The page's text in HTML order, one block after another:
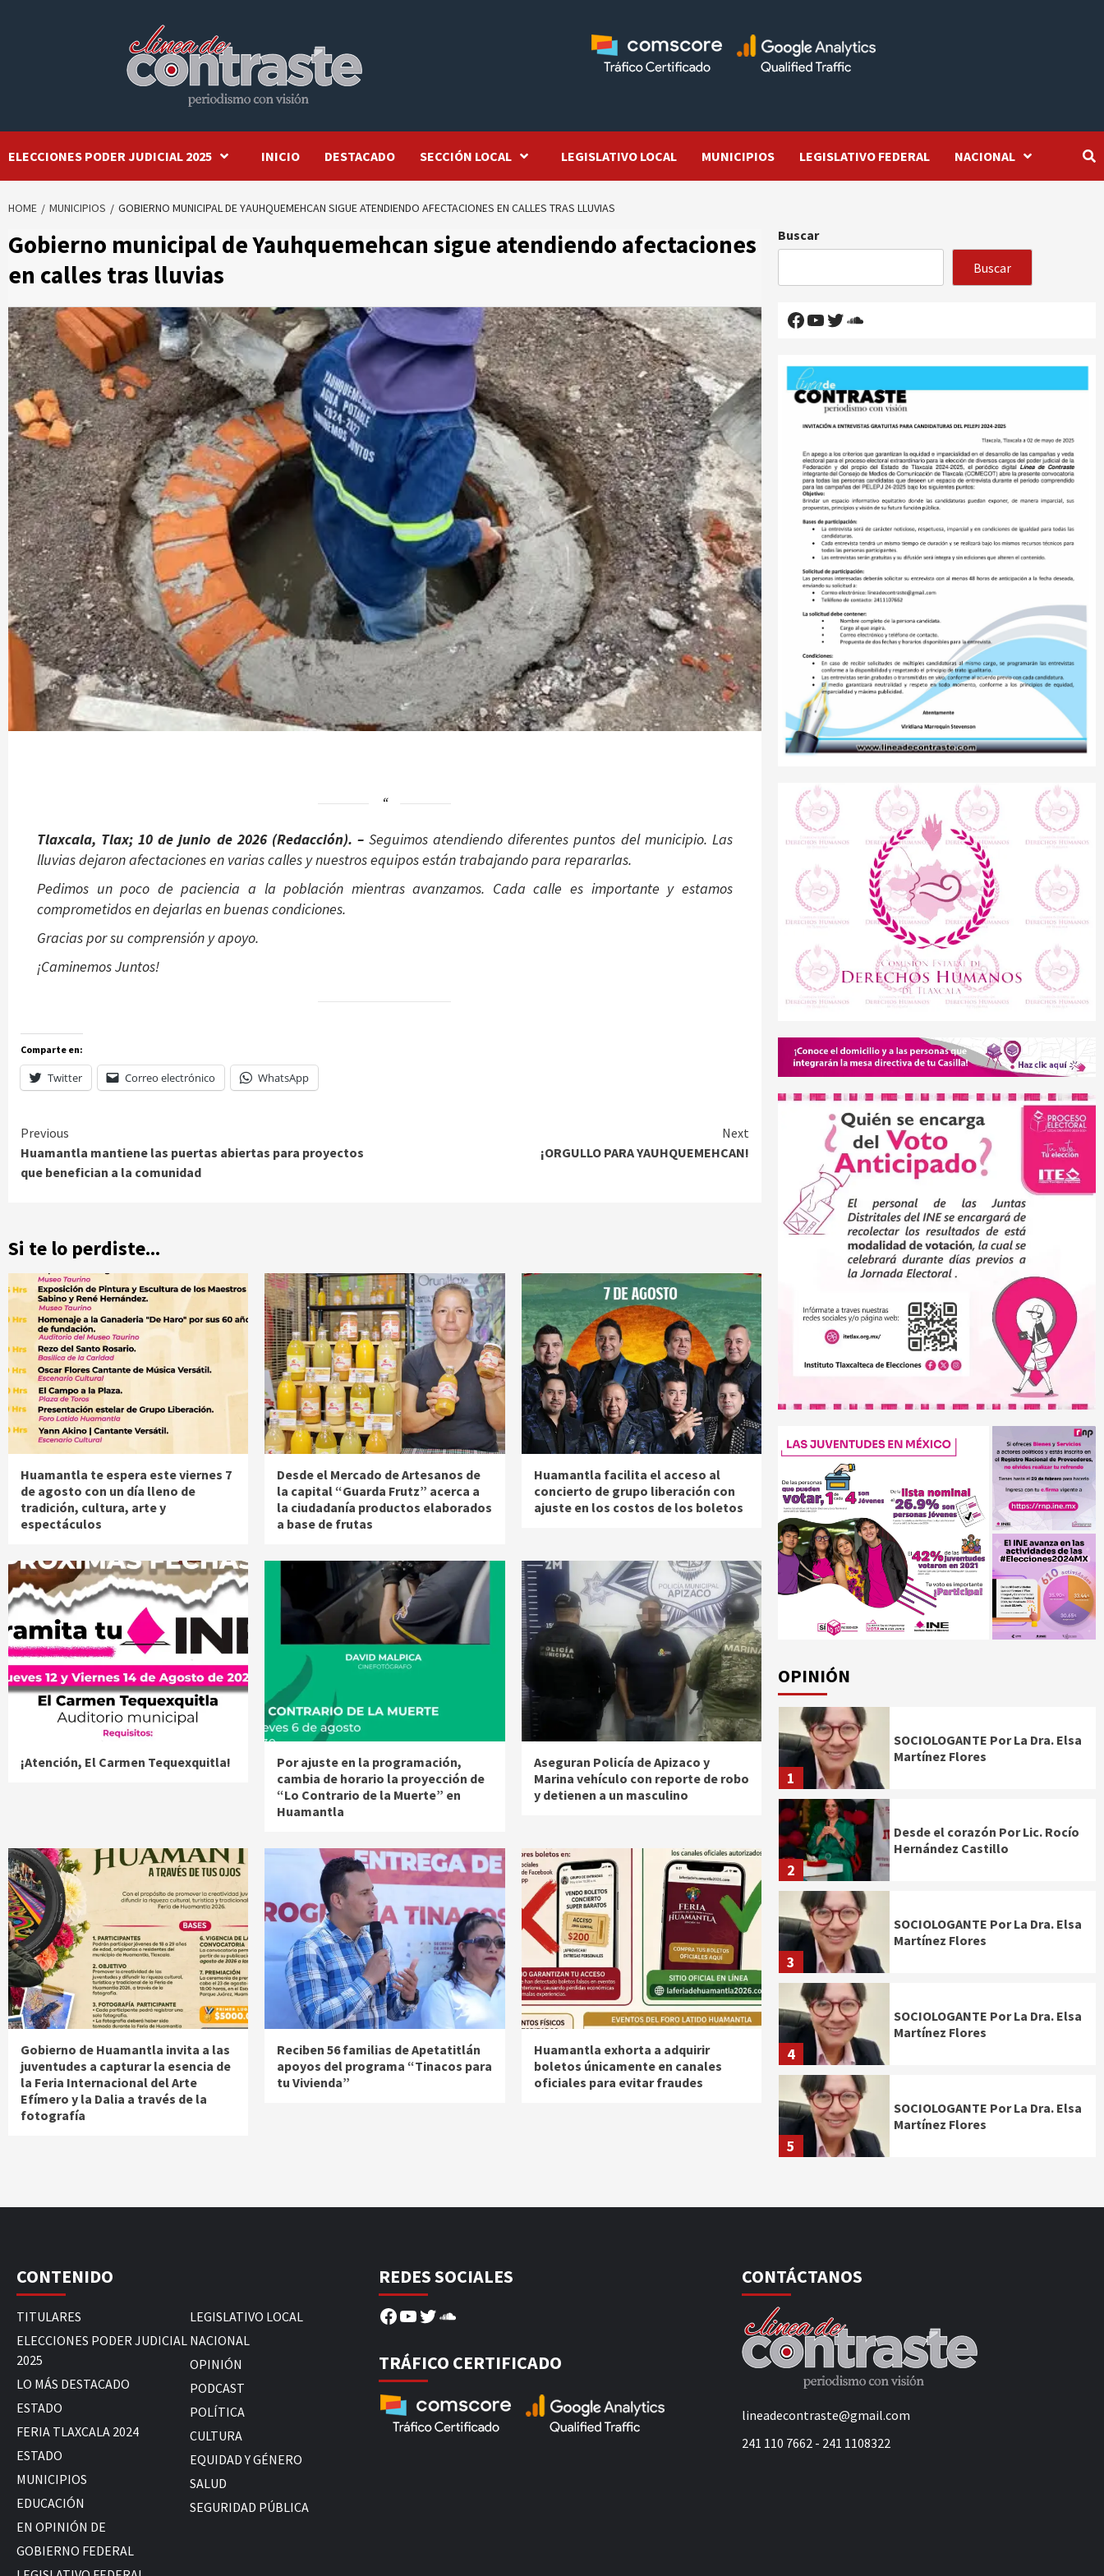
ELECCIONES PODER JUDICIAL 2025 INICIO DESTACADO SECCIÓN LOCAL LEGISLATIVO LOCAL MUNICIPIOS LEGISLATIVO FEDERAL NACIONAL
HOME MUNICIPIOS GOBIERNO MUNICIPAL DE YAUHQUEMEHCAN SIGUE ATENDIENDO AFECTACIONES EN CALLES TRAS LLUVIAS
Gobierno municipal de Yauhquemehcan sigue atendiendo afectaciones
en calles tras lluvias
Tlaxcala, Tlax; 10 de junio de 2026 (Redacción). –Seguimos atendiendo diferentes puntos del municipio. Las
lluvias dejaron afectaciones en varias calles y nuestros equipos están trabajando para repararlas.
Pedimos un poco de paciencia a la población mientras avanzamos. Cada calle es importante y estamos
comprometidos en dejarlas en buenas condiciones.
Gracias por su comprensión y apoyo.
¡Caminemos Juntos!
Comparte en:
Twitter Correo electrónico WhatsApp
Continue
Reading
Previous
Huamantla mantiene las puertas abiertas para proyectos
que benefician a la comunidad
Next
¡ORGULLO PARA YAUHQUEMEHCAN!
Si te lo perdiste...
Huamantla te espera este viernes 7
de agosto con un día lleno de
tradición, cultura, arte y
espectáculos
Desde el Mercado de Artesanos de
la capital “Guarda Frutz” acerca a
la ciudadanía productos elaborados
a base de frutas
Huamantla facilita el acceso al
concierto de grupo liberación con
ajuste en los costos de los boletos
¡Atención, El Carmen Tequexquitla!
Por ajuste en la programación,
cambia de horario la proyección de
“Lo Contrario de la Muerte” en
Huamantla
Aseguran Policía de Apizaco y
Marina vehículo con reporte de robo
y detienen a un masculino
Gobierno de Huamantla invita a las
juventudes a capturar la esencia de
la Feria Internacional del Arte
Efímero y la Dalia a través de la
fotografía
Reciben 56 familias de Apetatitlán
apoyos del programa “Tinacos para
tu Vivienda”
Huamantla exhorta a adquirir
boletos únicamente en canales
oficiales para evitar fraudes
Buscar
Buscar
Facebook
YouTube
Twitter
SoundCloud
OPINIÓN
1
SOCIOLOGANTE Por La Dra. Elsa
Martínez Flores
2
Desde el corazón Por Lic. Rocío
Hernández Castillo
3
SOCIOLOGANTE Por La Dra. Elsa
Martínez Flores
4
SOCIOLOGANTE Por La Dra. Elsa
Martínez Flores
5
SOCIOLOGANTE Por La Dra. Elsa
Martínez Flores
CONTENIDO
TITULARES
ELECCIONES PODER JUDICIAL
2025
LO MÁS DESTACADO
ESTADO
FERIA TLAXCALA 2024
ESTADO
MUNICIPIOS
EDUCACIÓN
EN OPINIÓN DE
GOBIERNO FEDERAL
LEGISLATIVO LOCAL
NACIONAL
OPINIÓN
PODCAST
POLÍTICA
CULTURA
EQUIDAD Y GÉNERO
SALUD
SEGURIDAD PÚBLICA
REDES SOCIALES
Facebook
YouTube
Twitter
SoundCloud
TRÁFICO CERTIFICADO
CONTÁCTANOS
lineadecontraste@gmail.com
241 110 7662 - 241 1108322